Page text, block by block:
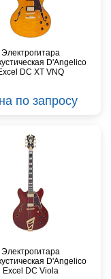
Электрогитара
D'Angelico
DC XT VNQ
по запросу
Электрогитара
D'Angelico
Excel DC Viola